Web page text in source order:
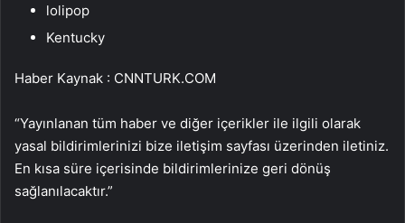
lolipop
Kentucky
Haber Kaynak : CNNTURK.COM
“Yayınlanan tüm haber ve diğer içerikler ile ilgili olarak
yasal bildirimlerinizi bize iletişim sayfası üzerinden iletiniz.
En kısa süre içerisinde bildirimlerinize geri dönüş
sağlanılacaktır.”